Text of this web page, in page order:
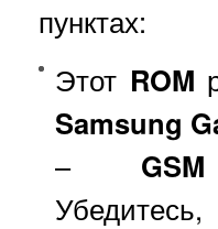
пунктах:
Этот ROM
Samsung
–